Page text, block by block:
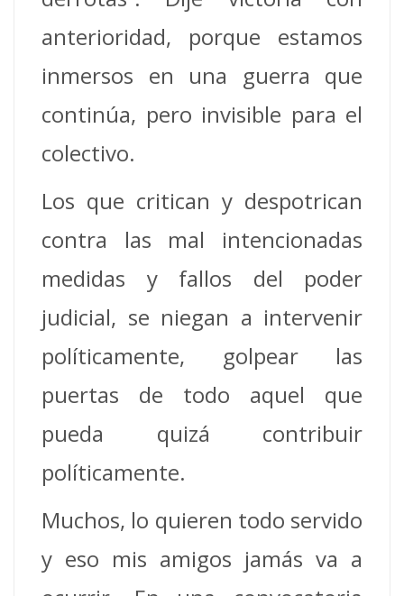
anterioridad, porque estamos
inmersos en una guerra que
continúa, pero invisible para el
colectivo.
Los que critican y despotrican
contra las mal intencionadas
medidas y fallos del poder
judicial, se niegan a intervenir
políticamente, golpear las
puertas de todo aquel que
pueda quizá contribuir
políticamente.
Muchos, lo quieren todo servido
y eso mis amigos jamás va a